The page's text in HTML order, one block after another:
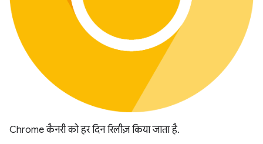
Chrome कैनरी को हर दिन रिलीज़ किया जाता है.